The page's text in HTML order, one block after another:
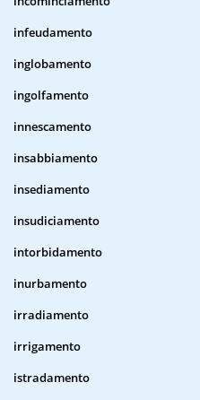
infeudamento
inglobamento
ingolfamento
innescamento
insabbiamento
insediamento
insudiciamento
intorbidamento
inurbamento
irradiamento
irrigamento
istradamento